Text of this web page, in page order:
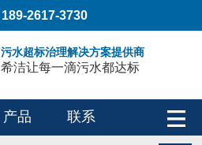
189-2617-3730
污水超标治理解决方案提供商
希洁让每一滴污水都达标
产品 联系